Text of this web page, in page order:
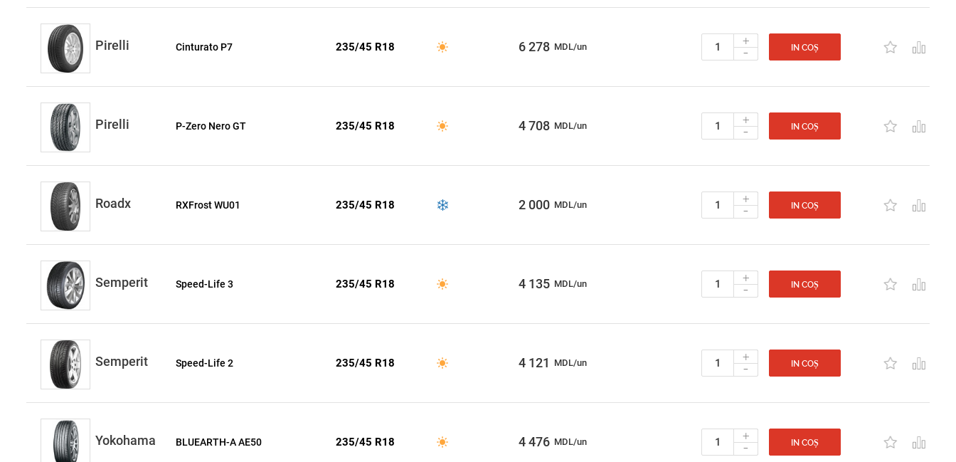
Pirelli Cinturato P7 235/45 R18 6 278 MDL/un +
- IN COȘ
Pirelli P-Zero Nero GT 235/45 R18 4 708 MDL/un +
- IN COȘ
Roadx RXFrost WU01 235/45 R18 2 000 MDL/un +
- IN COȘ
Semperit Speed-Life 3 235/45 R18 4 135 MDL/un +
- IN COȘ
Semperit Speed-Life 2 235/45 R18 4 121 MDL/un +
- IN COȘ
Yokohama BLUEARTH-A AE50 235/45 R18 4 476 MDL/un +
- IN COȘ